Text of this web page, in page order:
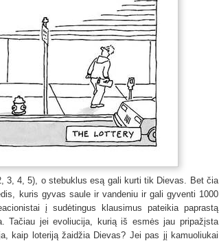
3, 4, 5), o stebuklus esą gali kurti tik Dievas. Bet čia
kuris gyvas saule ir vandeniu ir gali gyventi 1000
į sudėtingus klausimus pateikia paprastą
jei evoliucija, kurią iš esmės jau pripažįsta
kaip loteriją žaidžia Dievas? Jei pas jį kamuoliukai